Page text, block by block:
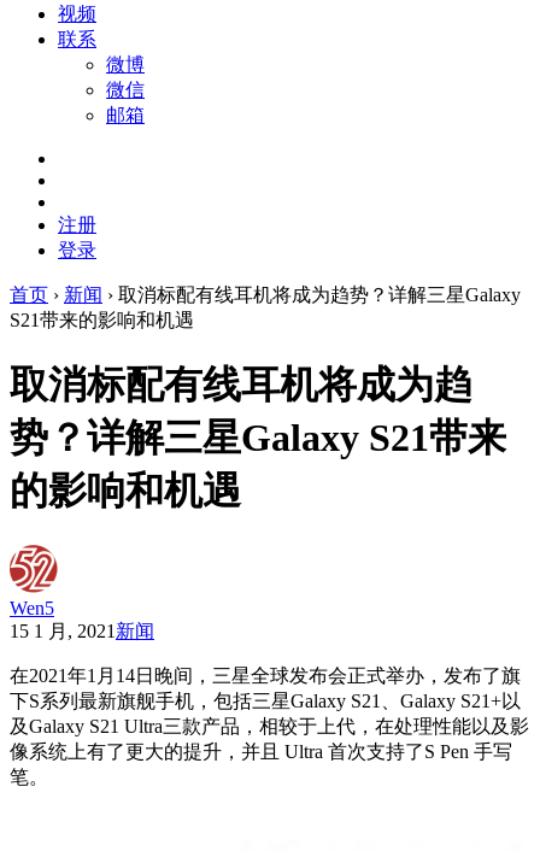
视频
联系
微博
微信
邮箱
注册
登录
首页 › 新闻 › 取消标配有线耳机将成为趋势？详解三星Galaxy
S21带来的影响和机遇
取消标配有线耳机将成为趋
势？详解三星Galaxy S21带来
的影响和机遇
Wen5
15 1 月, 2021 新闻
在2021年1月14日晚间，三星全球发布会正式举办，发布了旗
下S系列最新旗舰手机，包括三星Galaxy S21、Galaxy S21+以
及Galaxy S21 Ultra三款产品，相较于上代，在处理性能以及影
像系统上有了更大的提升，并且 Ultra 首次支持了S Pen 手写
笔。